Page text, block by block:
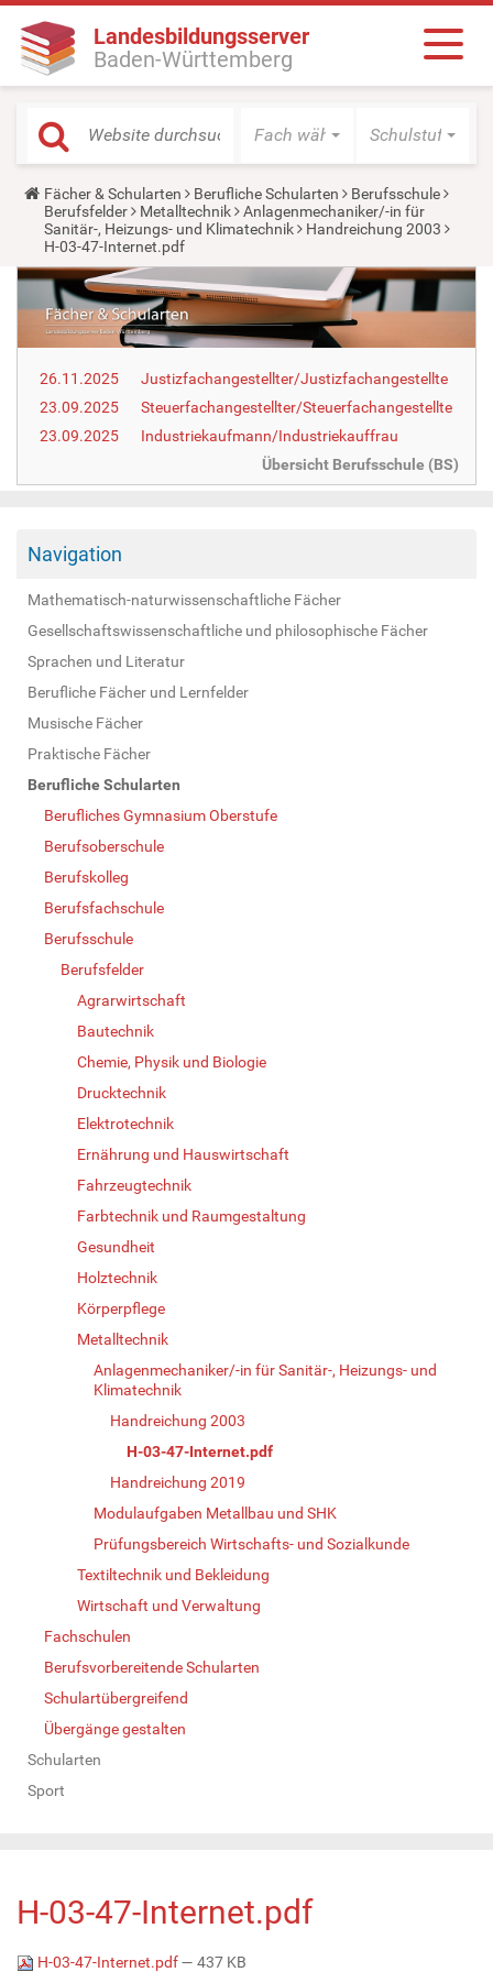
Landesbildungsserver
Baden-Württemberg
Fach wählen Schulstufe
Y
o
u
a
r
e
e
r
e
Fächer & Schularten Berufliche Schularten
Berufsschule
Berufsfelder
Metalltechnik
Anlagenmechaniker/-in für
Sanitär-, Heizungs- und Klimatechnik
Handreichung 2003
H-03-47-Internet.pdf
26.11.2025
Justizfachangestellter/Justizfachangestellte
23.09.2025
Steuerfachangestellter/Steuerfachangestellte
23.09.2025
Industriekaufmann/Industriekauffrau
Übersicht Berufsschule (BS)
Navigation
Mathematisch-naturwissenschaftliche Fächer
Gesellschaftswissenschaftliche und philosophische Fächer
Sprachen und Literatur
Berufliche Fächer und Lernfelder
Musische Fächer
Praktische Fächer
Berufliche Schularten
Berufliches Gymnasium Oberstufe
Berufsoberschule
Berufskolleg
Berufsfachschule
Berufsschule
Berufsfelder
Agrarwirtschaft
Bautechnik
Chemie, Physik und Biologie
Drucktechnik
Elektrotechnik
Ernährung und Hauswirtschaft
Fahrzeugtechnik
Farbtechnik und Raumgestaltung
Gesundheit
Holztechnik
Körperpflege
Metalltechnik
Anlagenmechaniker/-in für Sanitär-, Heizungs- und
Klimatechnik
Handreichung 2003
H-03-47-Internet.pdf
Handreichung 2019
Modulaufgaben Metallbau und SHK
Prüfungsbereich Wirtschafts- und Sozialkunde
Textiltechnik und Bekleidung
Wirtschaft und Verwaltung
Fachschulen
Berufsvorbereitende Schularten
Schulartübergreifend
Übergänge gestalten
Schularten
Sport
H-03-47-Internet.pdf
H-03-47-Internet.pdf— 437 KB